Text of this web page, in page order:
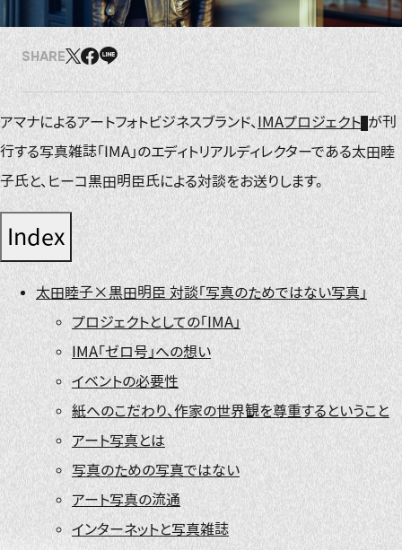
SHARE
アマナによるアートフォトビジネスブランド、 IMAプロジェクト が刊
行する写真雑誌「IMA」のエディトリアルディレクターである太田睦
子氏と、ヒーコ黒田明臣氏による対談をお送りします。
Index
太田睦子×黒田明臣 対談「写真のためではない写真」
プロジェクトとしての「IMA」
IMA「ゼロ号」への想い
イベントの必要性
紙へのこだわり、作家の世界観を尊重するということ
アート写真とは
写真のための写真ではない
アート写真の流通
インターネットと写真雑誌